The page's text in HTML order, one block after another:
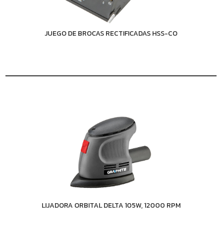
JUEGO DE BROCAS RECTIFICADAS HSS-CO
LIJADORA ORBITAL DELTA 105W, 12000 RPM